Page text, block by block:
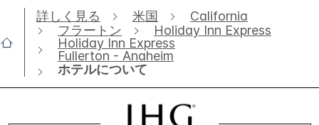
詳しく見る 米国
California
フラートン
Holiday Inn Express
Holiday Inn Express
Fullerton - Anaheim
ホテルについて